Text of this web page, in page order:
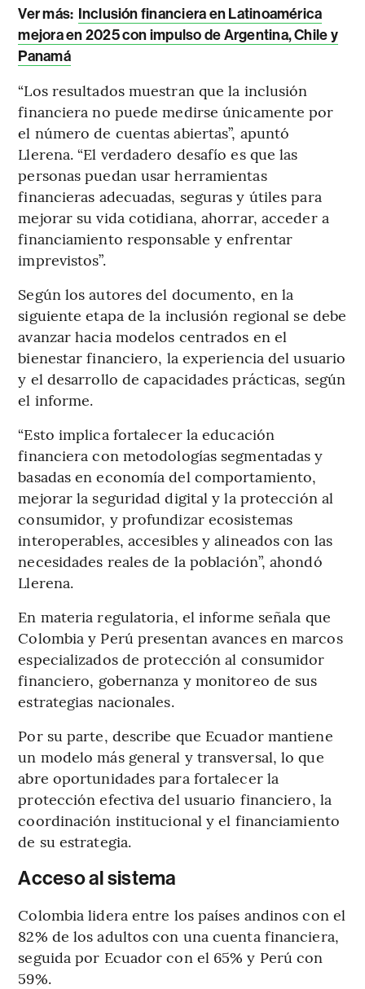
Ver más: Inclusión financiera en Latinoamérica
mejora en 2025 con impulso de Argentina, Chile y
Panamá
“Los resultados muestran que la inclusión
financiera no puede medirse únicamente por
el número de cuentas abiertas”, apuntó
Llerena. “El verdadero desafío es que las
personas puedan usar herramientas
financieras adecuadas, seguras y útiles para
mejorar su vida cotidiana, ahorrar, acceder a
financiamiento responsable y enfrentar
imprevistos”.
Según los autores del documento, en la
siguiente etapa de la inclusión regional se debe
avanzar hacia modelos centrados en el
bienestar financiero, la experiencia del usuario
y el desarrollo de capacidades prácticas, según
el informe.
“Esto implica fortalecer la educación
financiera con metodologías segmentadas y
basadas en economía del comportamiento,
mejorar la seguridad digital y la protección al
consumidor, y profundizar ecosistemas
interoperables, accesibles y alineados con las
necesidades reales de la población”, ahondó
Llerena.
En materia regulatoria, el informe señala que
Colombia y Perú presentan avances en marcos
especializados de protección al consumidor
financiero, gobernanza y monitoreo de sus
estrategias nacionales.
Por su parte, describe que Ecuador mantiene
un modelo más general y transversal, lo que
abre oportunidades para fortalecer la
protección efectiva del usuario financiero, la
coordinación institucional y el financiamiento
de su estrategia.
Acceso al sistema
Colombia lidera entre los países andinos con el
82% de los adultos con una cuenta financiera,
seguida por Ecuador con el 65% y Perú con
59%.